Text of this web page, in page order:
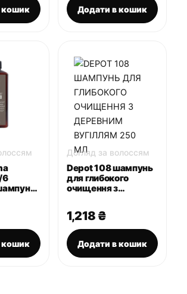
кошик Додати в кошик
6
кошик
Догляд за волоссям
Depot 108 шампунь
для глибокого
очищення з
250 мл
1,218 ₴
Додати в кошик